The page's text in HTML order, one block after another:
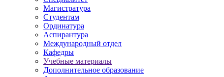
Магистратура
Студентам
Ординатура
Аспирантура
Международный отдел
Кафедры
Учебные материалы
Дополнительное образование